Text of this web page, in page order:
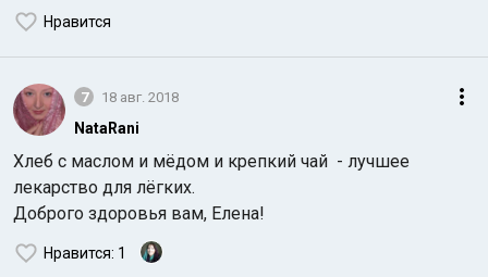
Нравится
7 18 авг. 2018
NataRani
Хлеб с маслом и мёдом и крепкий чай - лучшее
лекарство для лёгких.
Доброго здоровья вам, Елена!
Нравится: 1